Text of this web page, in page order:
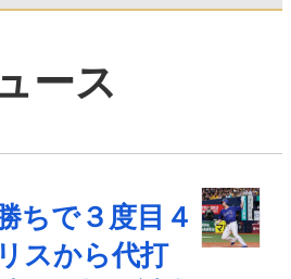
ース
ちで３度目４
スから代打